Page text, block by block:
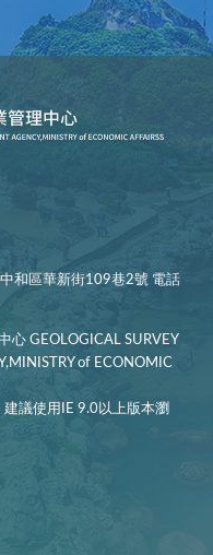
和區華新街109巷2號 電話
GEOLOGICAL SURVEY
of ECONOMIC
議使用IE 9.0以上版本瀏